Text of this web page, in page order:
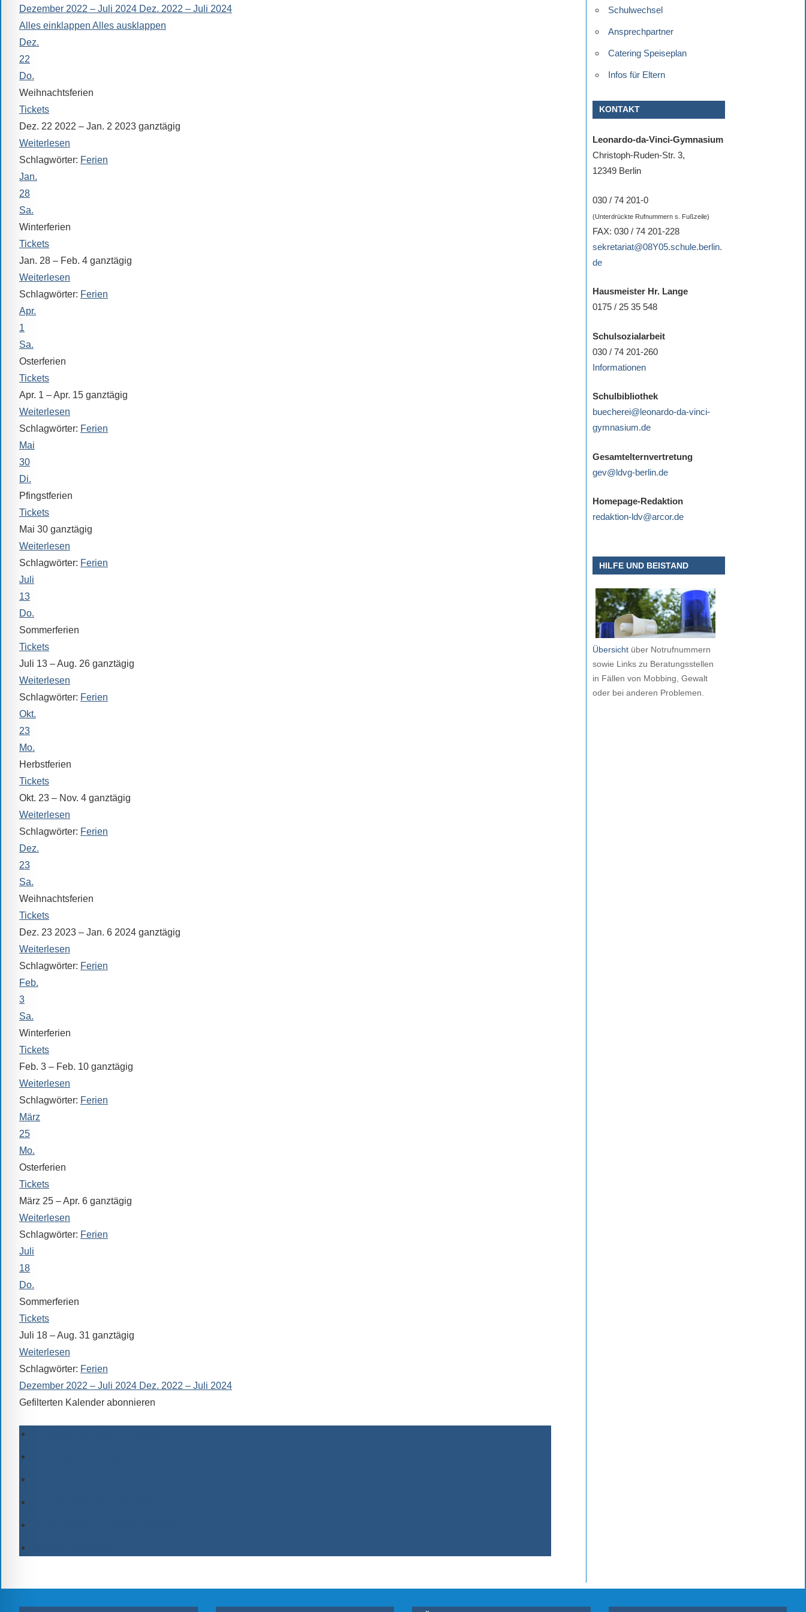
alle
Fragen
Antworten
zu
bieten.
Daneben
gibt
es
den
Aktivitäten
an
unserer
Schule.
Ob
Sprach-,
Mathematik-
oder
Sportwettkampf,
Musik-
Exkursion
oder
Reise
–
unsere
Schülerinnen
und
Schüler
sind
dabei!
Sollten
Sie
Information
nicht
finden,
stehen
am
Ende
jeder
Seite
verschiedene
Möglichkeiten
der
Suche
Dezember 2022 – Juli 2024 Dez. 2022 – Juli 2024
Alles einklappen Alles ausklappen
Dez.
22
Do.
Weihnachtsferien
Tickets
Dez. 22 2022 – Jan. 2 2023 ganztägig
Weiterlesen
Schlagwörter: Ferien
Jan.
28
Sa.
Winterferien
Tickets
Jan. 28 – Feb. 4 ganztägig
Weiterlesen
Schlagwörter: Ferien
Apr.
1
Sa.
Osterferien
Tickets
Apr. 1 – Apr. 15 ganztägig
Weiterlesen
Schlagwörter: Ferien
Mai
30
Di.
Pfingstferien
Tickets
Mai 30 ganztägig
Weiterlesen
Schlagwörter: Ferien
Juli
13
Do.
Sommerferien
Tickets
Juli 13 – Aug. 26 ganztägig
Weiterlesen
Schlagwörter: Ferien
Okt.
23
Mo.
Herbstferien
Tickets
Okt. 23 – Nov. 4 ganztägig
Weiterlesen
Schlagwörter: Ferien
Dez.
23
Sa.
Weihnachtsferien
Tickets
Dez. 23 2023 – Jan. 6 2024 ganztägig
Weiterlesen
Schlagwörter: Ferien
Feb.
3
Sa.
Winterferien
Tickets
Feb. 3 – Feb. 10 ganztägig
Weiterlesen
Schlagwörter: Ferien
März
25
Mo.
Osterferien
Tickets
März 25 – Apr. 6 ganztägig
Weiterlesen
Schlagwörter: Ferien
Juli
18
Do.
Sommerferien
Tickets
Juli 18 – Aug. 31 ganztägig
Weiterlesen
Schlagwörter: Ferien
Dezember 2022 – Juli 2024 Dez. 2022 – Juli 2024
Gefilterten Kalender abonnieren
Schulwechsel
Ansprechpartner
Catering Speiseplan
Infos für Eltern
KONTAKT
Leonardo-da-Vinci-Gymnasium
Christoph-Ruden-Str. 3,
12349 Berlin
030 / 74 201-0
(Unterdrückte Rufnummern s. Fußzeile)
FAX: 030 / 74 201-228
sekretariat@08Y05.schule.berlin.
de
Hausmeister Hr. Lange
0175 / 25 35 548
Schulsozialarbeit
030 / 74 201-260
Informationen
Schulbibliothek
buecherei@leonardo-da-vinci-
gymnasium.de
Gesamtelternvertretung
gev@ldvg-berlin.de
Homepage-Redaktion
redaktion-ldv@arcor.de
HILFE UND BEISTAND
Übersicht über Notrufnummern
sowie Links zu Beratungsstellen
in Fällen von Mobbing, Gewalt
oder bei anderen Problemen.